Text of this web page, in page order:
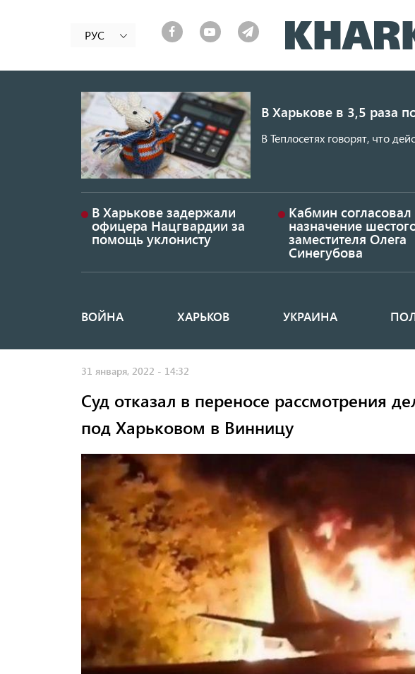
РУС
В Харькове в 3,5 раза
В Теплосетях говорят, что
В Харькове задержали
офицера Нацгвардии за
помощь уклонисту
Кабмин согласовал
назначение
заместителя Олега
Синегубова
Основная
ВОЙНА ХАРЬКОВ УКРАИНА
31 января, 2022 - 14:32
Суд отказал в переносе рассмотрения
под Харьковом в Винницу